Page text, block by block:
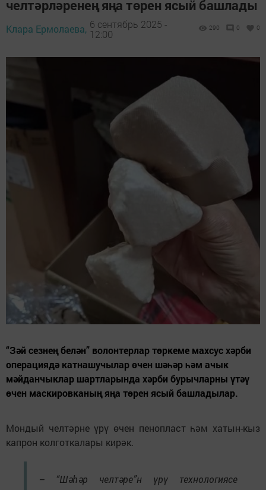
челтәрләренең яңа төрен ясый башлады
Клара Ермолаева, 6 сентябрь 2025 -
12:00
290 0 0
“Зәй сезнең белән” волонтерлар төркеме махсус хәрби
операциядә катнашучылар өчен шәһәр һәм ачык
мәйданчыклар шартларында хәрби бурычларны үтәү
өчен маскировканың яңа төрен ясый башладылар.
Мондый челтәрне үрү өчен пенопласт һәм хатын-кыз
капрон колготкалары кирәк.
– “Шәһәр челтәре”н үрү технологиясе